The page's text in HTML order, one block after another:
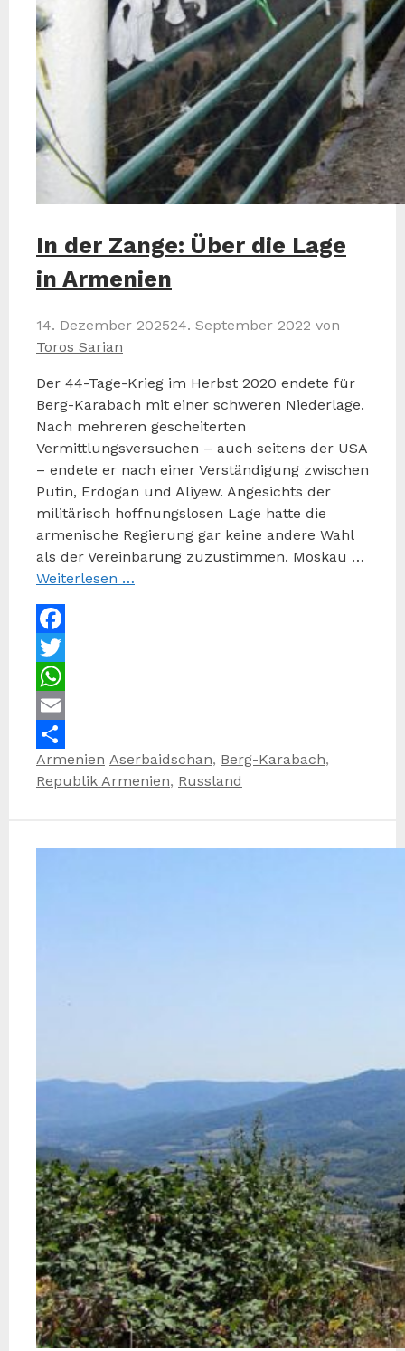
In der Zange: Über die Lage
in Armenien
14. Dezember 202524. September 2022 von
Toros Sarian
Der 44-Tage-Krieg im Herbst 2020 endete für
Berg-Karabach mit einer schweren Niederlage.
Nach mehreren gescheiterten
Vermittlungsversuchen – auch seitens der USA
– endete er nach einer Verständigung zwischen
Putin, Erdogan und Aliyew. Angesichts der
militärisch hoffnungslosen Lage hatte die
armenische Regierung gar keine andere Wahl
als der Vereinbarung zuzustimmen. Moskau …
Weiterlesen …
Facebook
Twitter
WhatsApp
Email
Teilen
Kategorien
Armenien Schlagwörter
Aserbaidschan, Berg-Karabach,
Republik Armenien, Russland